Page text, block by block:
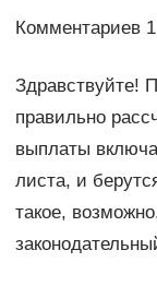
Комментариев 1
Здравствуйте!
правильно
выплаты
листа, и
такое,